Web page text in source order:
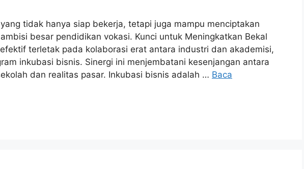
tidak hanya siap bekerja, tetapi juga mampu menciptakan
besar pendidikan vokasi. Kunci untuk Meningkatkan Bekal
terletak pada kolaborasi erat antara industri dan akademisi,
inkubasi bisnis. Sinergi ini menjembatani kesenjangan antara
dan realitas pasar. Inkubasi bisnis adalah … Baca